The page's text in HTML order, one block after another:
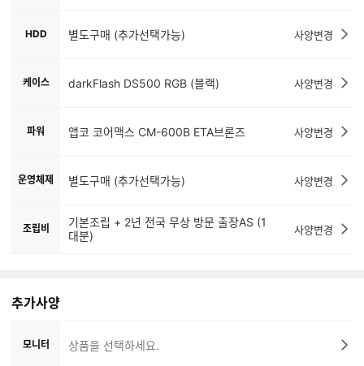
HDD 별도구매 (추가선택가능) 사양변경
케이스 darkFlash DS500 RGB (블랙) 사양변경
파워 앱코 코어맥스 CM-600B ETA브론즈 사양변경
운영체제 별도구매 (추가선택가능) 사양변경
조립비
기본조립 + 2년 전국 무상 방문 출장AS (1
대분)
사양변경
추가사양
모니터 상품을 선택하세요.